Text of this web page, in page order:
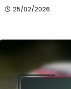
25/02/2026